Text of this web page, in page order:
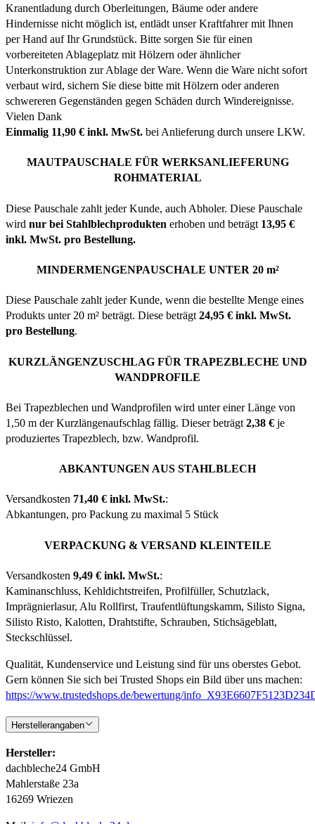
Kranentladung durch Oberleitungen, Bäume oder andere
Hindernisse nicht möglich ist, entlädt unser Kraftfahrer mit Ihnen
per Hand auf Ihr Grundstück. Bitte sorgen Sie für einen
vorbereiteten Ablageplatz mit Hölzern oder ähnlicher
Unterkonstruktion zur Ablage der Ware. Wenn die Ware nicht sofort
verbaut wird, sichern Sie diese bitte mit Hölzern oder anderen
schwereren Gegenständen gegen Schäden durch Windereignisse.
Vielen Dank
Einmalig 11,90 € inkl. MwSt. bei Anlieferung durch unsere LKW.
MAUTPAUSCHALE FÜR WERKSANLIEFERUNG
ROHMATERIAL
Diese Pauschale zahlt jeder Kunde, auch Abholer. Diese Pauschale
wird nur bei Stahlblechprodukten erhoben und beträgt 13,95 €
inkl. MwSt. pro Bestellung.
MINDERMENGENPAUSCHALE UNTER 20 m²
Diese Pauschale zahlt jeder Kunde, wenn die bestellte Menge eines
Produkts unter 20 m² beträgt. Diese beträgt 24,95 € inkl. MwSt.
pro Bestellung.
KURZLÄNGENZUSCHLAG FÜR TRAPEZBLECHE UND
WANDPROFILE
Bei Trapezblechen und Wandprofilen wird unter einer Länge von
1,50 m der Kurzlängenaufschlag fällig. Dieser beträgt 2,38 € je
produziertes Trapezblech, bzw. Wandprofil.
ABKANTUNGEN AUS STAHLBLECH
Versandkosten 71,40 € inkl. MwSt.:
Abkantungen, pro Packung zu maximal 5 Stück
VERPACKUNG & VERSAND KLEINTEILE
Versandkosten 9,49 € inkl. MwSt.:
Kaminanschluss, Kehldichtstreifen, Profilfüller, Schutzlack,
Imprägnierlasur, Alu Rollfirst, Traufentlüftungskamm, Silisto Signa,
Silisto Risto, Kalotten, Drahtstifte, Schrauben, Stichsägeblatt,
Steckschlüssel.
Qualität, Kundenservice und Leistung sind für uns oberstes Gebot.
Gern können Sie sich bei Trusted Shops ein Bild über uns machen:
https://www.trustedshops.de/bewertung/
Herstellerangaben
Hersteller:
dachbleche24 GmbH
Mahlerstaße 23a
16269 Wriezen